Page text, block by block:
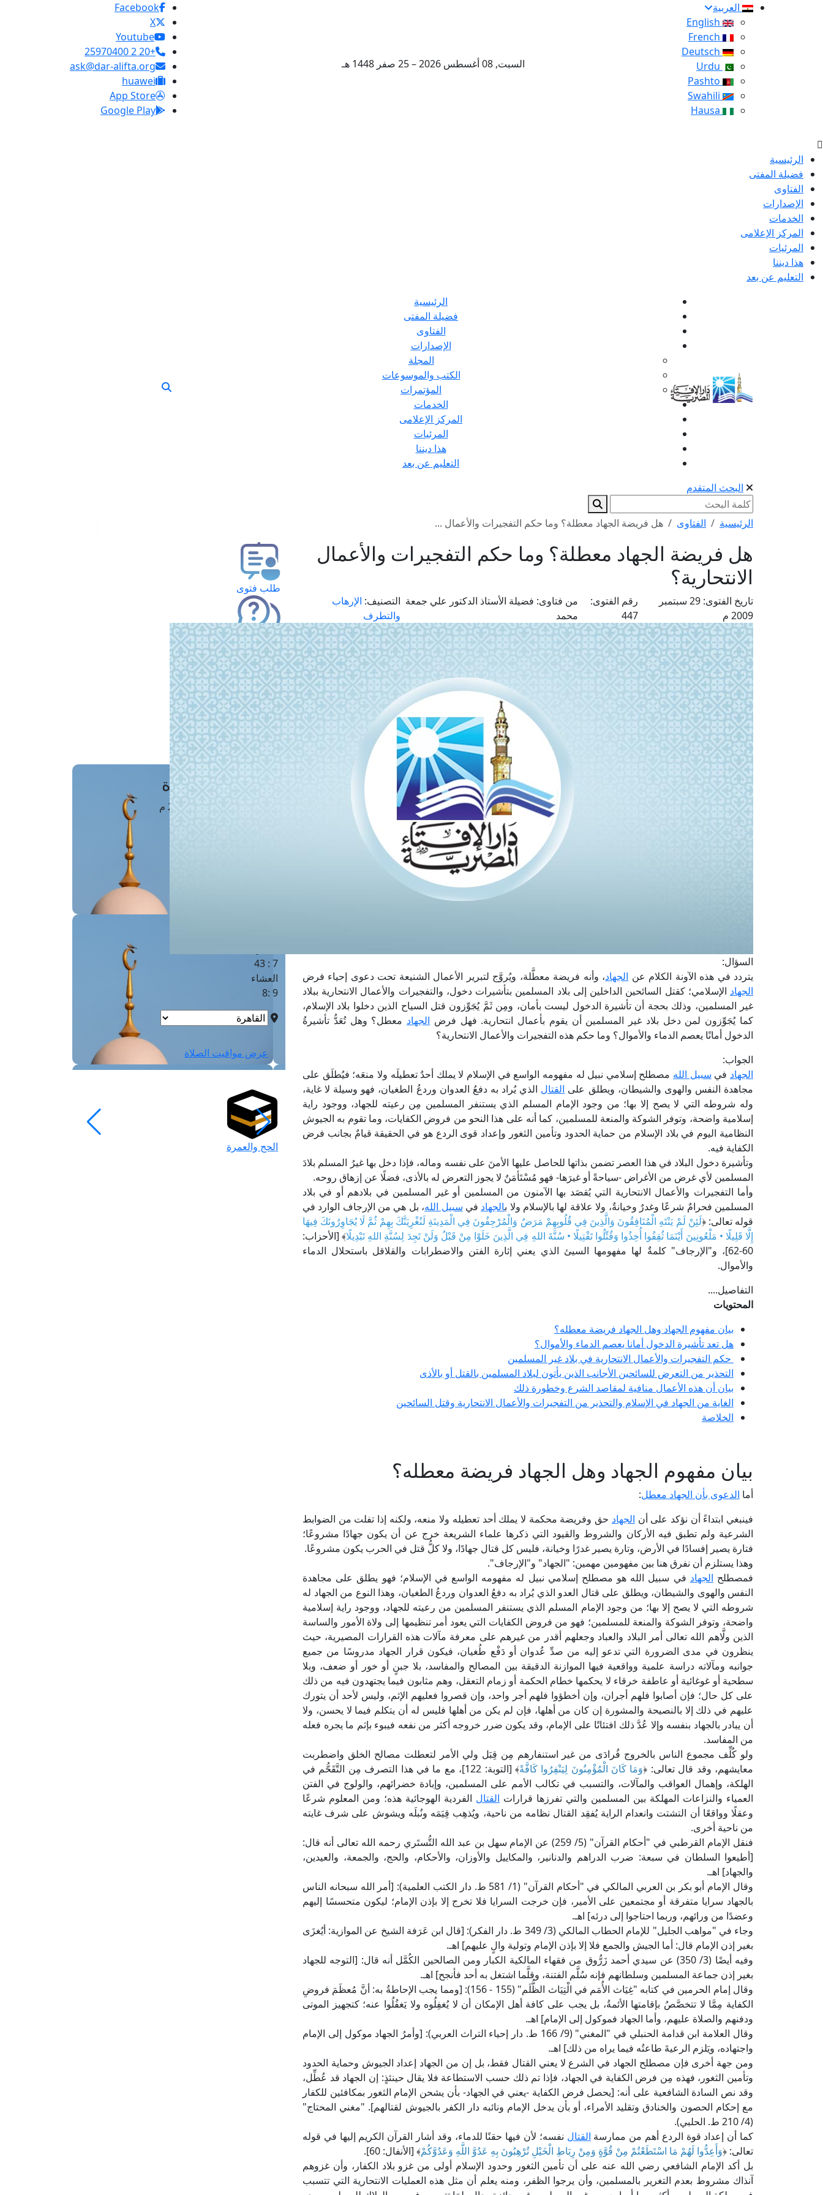
العربية
السبت, 08 أغسطس 2026 – 25 صفر 1448 هـ
Facebook
X
Youtube
+20 2 25970400
ask@dar-alifta.org
huawei
App Store
Google Play
الرئيسية
فضيلة المفتى
الفتاوى
الإصدارات
الخدمات
المركز الإعلامى
المرئيات
هذا ديننا
التعليم عن بعد
الرئيسية
فضيلة المفتى
الفتاوى
الإصدارات
المجلة
الكتب والموسوعات
المؤتمرات
الخدمات
المركز الإعلامى
المرئيات
هذا ديننا
التعليم عن بعد
البحث المتقدم
الرئيسية الفتاوى هل فريضة الجهاد معطلة؟ وما حكم التفجيرات والأعمال ...
هل فريضة الجهاد معطلة؟ وما حكم التفجيرات والأعمال
الانتحارية؟
تاريخ الفتوى:
29 سبتمبر
2009 م
رقم الفتوى:
447
من فتاوى: فضيلة الأستاذ الدكتور علي جمعة
محمد
التصنيف: الإرهاب
والتطرف
السؤال:
يتردد في هذه الآونة الكلام عن الجهاد، وأنه فريضة معطَّلة، ويُروَّج لتبرير الأعمال الشنيعة تحت دعوى إحياء فرض
الجهاد الإسلامي؛ كقتل السائحين الداخلين إلى بلاد المسلمين بتأشيرات دخول، والتفجيرات والأعمال الانتحارية ببلاد
غير المسلمين، وذلك بحجة أن تأشيرة الدخول ليست بأمان، ومِن ثَمَّ يُجَوِّزون قتل السياح الذين دخلوا بلاد الإسلام،
كما يُجَوِّزون لمن دخل بلاد غير المسلمين أن يقوم بأعمال انتحارية. فهل فرض الجهاد معطل؟ وهل تُعَدُّ تأشيرةُ
الدخول أمانًا يعصم الدماء والأموال؟ وما حكم هذه التفجيرات والأعمال الانتحارية؟
الجواب:
الجهاد في سبيل الله مصطلح إسلامي نبيل له مفهومه الواسع في الإسلام لا يملك أحدٌ تعطيلَه ولا منعَه؛ فيُطلَق على
مجاهدة النفس والهوى والشيطان، ويطلق على القتال الذي يُراد به دفعُ العدوان وردعُ الطغيان، فهو وسيلة لا غاية،
وله شروطه التي لا يصح إلا بها؛ من وجود الإمام المسلم الذي يستنفر المسلمين مِن رعيته للجهاد، ووجود راية
إسلامية واضحة، وتوفر الشوكة والمنعة للمسلمين، كما أنه على هذا النحو من فروض الكفايات، وما تقوم به الجيوش
النظامية اليوم في بلاد الإسلام من حماية الحدود وتأمين الثغور وإعداد قوى الردع هو في الحقيقة قيامٌ بجانب فرض
الكفاية فيه.
وتأشيرة دخول البلاد في هذا العصر تضمن بذاتها للحاصل عليها الأمنَ على نفسه وماله، فإذا دخل بها غيرُ المسلم بلادَ
المسلمين لأي غرض من الأغراض -سياحةً أو غيرَها- فهو مُسْتَأمَنٌ لا يجوز التعرض له بالأذى، فضلًا عن إزهاق روحه.
وأما التفجيرات والأعمال الانتحارية التي يُقصَد بها الآمنون من المسلمين أو غير المسلمين في بلادهم أو في بلاد
المسلمين فحرامٌ شرعًا وغدرٌ وخيانةٌ، ولا علاقة لها بالإسلام ولا بالجهاد في سبيل الله، بل هي من الإرجاف الوارد في
قوله تعالى: ﴿لَئِنْ لَمْ يَنْتَهِ الْمُنَافِقُونَ وَالَّذِينَ فِي قُلُوبِهِمْ مَرَضٌ وَالْمُرْجِفُونَ فِي الْمَدِينَةِ لَنُغْرِيَنَّكَ بِهِمْ ثُمَّ لَا يُجَاوِرُونَكَ فِيهَا
إِلَّا قَلِيلًا • مَلْعُونِينَ أَيْنَمَا ثُقِفُوا أُخِذُوا وَقُتِّلُوا تَقْتِيلًا • سُنَّةَ اللهِ فِي الَّذِينَ خَلَوْا مِنْ قَبْلُ وَلَنْ تَجِدَ لِسُنَّةِ اللهِ تَبْدِيلًا﴾ [الأحزاب:
60-62]، و"الإرجاف" كلمةٌ لها مفهومها السيئ الذي يعني إثارة الفتن والاضطرابات والقلاقل باستحلال الدماء
والأموال.
التفاصيل....
المحتويات
بيان مفهوم الجهاد وهل الجهاد فريضة معطله؟
هل تعد تأشيرة الدخول أمانا يعصم الدماء والأموال؟
حكم التفجيرات والأعمال الانتحارية في بلاد غير المسلمين
التحذير من التعرض للسائحين الأجانب الذين يأتون لبلاد المسلمين بالقتل أو بالأذى
بيان أن هذه الأعمال منافية لمقاصد الشرع وخطورة ذلك
الغاية من الجهاد في الإسلام والتحذير من التفجيرات والأعمال الانتحارية وقتل السائحين
الخلاصة
بيان مفهوم الجهاد وهل الجهاد فريضة معطله؟
أما الدعوى بأن الجهاد معطل:
فينبغي ابتداءً أن نؤكد على أن الجهاد حق وفريضة محكمة لا يملك أحد تعطيله ولا منعه، ولكنه إذا تفلت من الضوابط
الشرعية ولم تطبق فيه الأركان والشروط والقيود التي ذكرها علماء الشريعة خرج عن أن يكون جهادًا مشروعًا؛
فتارة يصير إفسادًا في الأرض، وتارة يصير غدرًا وخيانة، فليس كل قتال جهادًا، ولا كلُّ قتل في الحرب يكون مشروعًا.
وهذا يستلزم أن نفرق هنا بين مفهومين مهمين: "الجهاد" و"الإرجاف".
فمصطلح الجهاد في سبيل الله هو مصطلح إسلامي نبيل له مفهومه الواسع في الإسلام؛ فهو يطلق على مجاهدة
النفس والهوى والشيطان، ويطلق على قتال العدو الذي يُراد به دفعُ العدوان وردعُ الطغيان، وهذا النوع من الجهاد له
شروطه التي لا يصح إلا بها؛ من وجود الإمام المسلم الذي يستنفر المسلمين من رعيته للجهاد، ووجود راية إسلامية
واضحة، وتوفر الشوكة والمنعة للمسلمين؛ فهو من فروض الكفايات التي يعود أمر تنظيمها إلى ولاة الأمور والساسة
الذين ولَّاهم الله تعالى أمر البلاد والعباد وجعلهم أقدر من غيرهم على معرفة مآلات هذه القرارات المصيرية، حيث
ينظرون في مدى الضرورة التي تدعو إليه من صدِّ عُدوان أو دَفْع طُغيان، فيكون قرار الجهاد مدروسًا من جميع
جوانبه ومآلاته دراسة علمية وواقعية فيها الموازنة الدقيقة بين المصالح والمفاسد، بلا جبنٍ أو خور أو ضعف، وبلا
سطحية أو غوغائية أو عاطفة خرقاء لا يحكمها خطام الحكمة أو زمام التعقل، وهم مثابون فيما يجتهدون فيه من ذلك
على كل حال؛ فإن أصابوا فلهم أجران، وإن أخطؤوا فلهم أجر واحد، وإن قصروا فعليهم الإثم، وليس لأحد أن يتورك
عليهم في ذلك إلا بالنصيحة والمشورة إن كان من أهلها، فإن لم يكن من أهلها فليس له أن يتكلم فيما لا يحسن، ولا
أن يبادر بالجهاد بنفسه وإلا عُدَّ ذلك افتئاتًا على الإمام، وقد يكون ضرر خروجه أكثر من نفعه فيبوء بإثم ما يجره فعله
من المفاسد.
ولو كُلِّف مجموع الناس بالخروج فُرادَى من غير استنفارهم مِن قِبَل ولي الأمر لتعطلت مصالح الخلق واضطربت
معايشهم، وقد قال تعالى: ﴿وَمَا كَانَ الْمُؤْمِنُونَ لِيَنْفِرُوا كَافَّةً
﴾ [التوبة: 122]، مع ما في هذا التصرف مِن التَّقَحُّم في
الهلكة، وإهمال العواقب والمآلات، والتسبب في تكالب الأمم على المسلمين، وإبادة خضرائهم، والولوج في الفتن
العمياء والنزاعات المهلكة بين المسلمين والتي تفرزها قرارات القتال الفردية الهوجائية هذه؛ ومن المعلوم شرعًا
وعقلًا وواقعًا أن التشتت وانعدام الراية يُفقِد القتال نظامه من ناحية، ويُذهِب قِيَمَه ونُبلَه ويشوش على شرف غايته
من ناحية أخرى.
فنقل الإمام القرطبي في "أحكام القرآن" (5/ 259) عن الإمام سهل بن عبد الله التُّستَري رحمه الله تعالى أنه قال:
[أطيعوا السلطان في سبعة: ضرب الدراهم والدنانير، والمكاييل والأوزان، والأحكام، والحج، والجمعة، والعيدين،
والجهاد] اهـ.
وقال الإمام أبو بكر بن العربي المالكي في "أحكام القرآن" (1/ 581 ط. دار الكتب العلمية): [أمر الله سبحانه الناس
بالجهاد سرايا متفرقة أو مجتمعين على الأمير، فإن خرجت السرايا فلا تخرج إلا بإذن الإمام؛ ليكون متحسسًا إليهم
وعضدًا من ورائهم، وربما احتاجوا إلى درئه] اهـ.
وجاء في "مواهب الجليل" للإمام الحطاب المالكي (3/ 349 ط. دار الفكر): [قال ابن عَرَفة الشيخ عن الموازية: أيُغزَى
بغير إذن الإمام قال: أما الجيش والجمع فلا إلا بإذن الإمام وتولية والٍ عليهم] اهـ.
وفيه أيضًا (3/ 350) عن سيدي أحمد زَرُّوق من فقهاء المالكية الكبار ومن الصالحين الكُمَّل أنه قال: [التوجه للجهاد
بغير إذن جماعة المسلمين وسلطانهم فإنه سُلَّم الفتنة، وقلَّما اشتغل به أحد فأنجح] اهـ.
وقال إمام الحرمين في كتابه "غِيَاث الأُمَم في الْتِيَاث الظُّلَم" (155 - 156): [ومما يجب الإحاطةُ به: أنَّ مُعظَمَ فروضِ
الكفاية مِمَّا لا تتخصَّصُ بإقامتها الأئمةُ، بل يجب على كافة أهل الإمكان أن لا يُغفِلُوه ولا يَغفُلُوا عنه؛ كتجهيز الموتى
ودفنهم والصلاة عليهم، وأما الجهاد فموكول إلى الإمام] اهـ.
وقال العلامة ابن قدامة الحنبلي في "المغني" (9/ 166 ط. دار إحياء التراث العربي): [وأمرُ الجهاد موكول إلى الإمام
واجتهاده، ويَلزم الرعيةَ طاعتُه فيما يراه من ذلك] اهـ.
ومن جهة أخرى فإن مصطلح الجهاد في الشرع لا يعني القتال فقط، بل إن من الجهاد إعداد الجيوش وحماية الحدود
وتأمين الثغور، فهذه مِن فرض الكفاية في الجهاد، فإذا تم ذلك حسب الاستطاعة فلا يقال حينئذٍ: إن الجهاد قد عُطِّل،
وقد نص السادة الشافعية على أنه: [يحصل فرض الكفاية -يعني في الجهاد- بأن يشحن الإمام الثغور بمكافئين للكفار
مع إحكام الحصون والخنادق وتقليد الأمراء، أو بأن يدخل الإمام ونائبه دار الكفر بالجيوش لقتالهم]. "مغني المحتاج"
(4/ 210 ط. الحلبي).
كما أن إعداد قوة الردع أهم من ممارسة القتال نفسه؛ لأن فيها حقنًا للدماء، وقد أشار القرآن الكريم إليها في قوله
تعالى: ﴿وَأَعِدُّوا لَهُمْ مَا اسْتَطَعْتُمْ مِنْ قُوَّةٍ وَمِنْ رِبَاطِ الْخَيْلِ تُرْهِبُونَ بِهِ عَدُوَّ اللَّهِ وَعَدُوَّكُمْ﴾ [الأنفال: 60].
بل أكد الإمام الشافعي رضي الله عنه على أن تأمين الثغور وحدود الإسلام أولى من غزو بلاد الكفار، وأن غزوهم
آنذاك مشروط بعدم التغرير بالمسلمين، وأن يرجوا الظفر، ومنه يعلم أن مثل هذه العمليات الانتحارية التي تتسبب
طلب فتوى
استعلام عن فتوى
حجز موعد
الفتوى الهاتفية
مَواقِيتُ الصَّـــلاة
7 : 43
العشاء
9 :8
عرض مواقيت الصلاة
الحج والعمرة